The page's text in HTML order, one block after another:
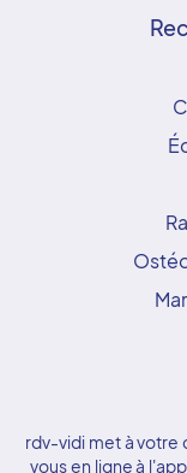
rdv-vidi met à votre
vous en ligne à